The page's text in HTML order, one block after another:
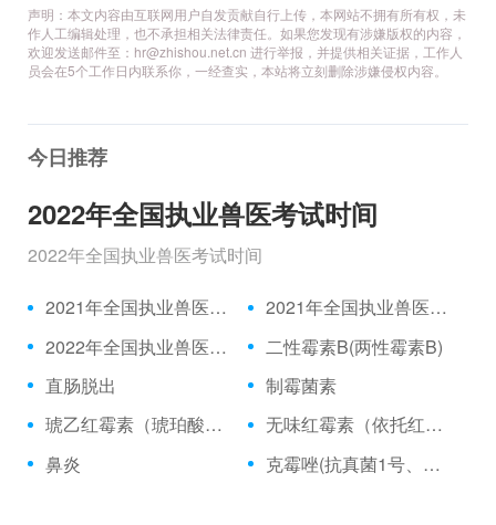
声明：本文内容由互联网用户自发贡献自行上传，本网站不拥有所有权，未
作人工编辑处理，也不承担相关法律责任。如果您发现有涉嫌版权的内容，
欢迎发送邮件至：hr@zhishou.net.cn 进行举报，并提供相关证据，工作人
员会在5个工作日内联系你，一经查实，本站将立刻删除涉嫌侵权内容。
今日推荐
2022年全国执业兽医考试时间
2022年全国执业兽医考试时间
2021年全国执业兽医资格考试成绩公布时间、合格分数线
2021年全国执业兽医资格考试真题
2022年全国执业兽医考试时间
二性霉素B(两性霉素B)
直肠脱出
制霉菌素
琥乙红霉素（琥珀酸红霉素、乙琥红霉素）
无味红霉素（依托红霉素）
鼻炎
克霉唑(抗真菌1号、三苯甲咪唑)